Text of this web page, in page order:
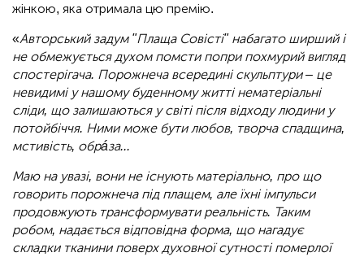
жінкою, яка отримала цю премію.
«Авторський задум "Плаща Совісті" набагато ширший і
не обмежується духом помсти попри похмурий вигляд
спостерігача. Порожнеча всередині скульптури – це
невидимі у нашому буденному житті нематеріальні
сліди, що залишаються у світі після відходу людини у
потойбіччя. Ними може бути любов, творча спадщина,
мстивість, обрáза...
Маю на увазі, вони не існують матеріально, про що
говорить порожнеча під плащем, але їхні імпульси
продовжують трансформувати реальність. Таким
робом, надається відповідна форма, що нагадує
складки тканини поверх духовної сутності померлої